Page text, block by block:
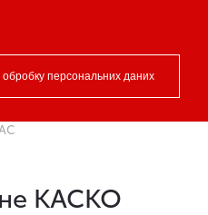
персональних даних
КАСКО